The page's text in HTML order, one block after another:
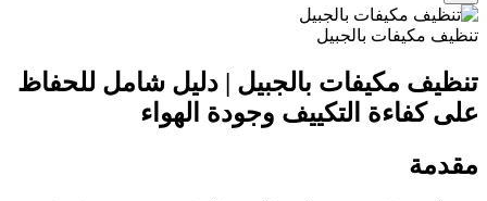
تنظيف مكيفات بالجبيل
تنظيف مكيفات بالجبيل | دليل شامل للحفاظ
على كفاءة التكييف وجودة الهواء
مقدمة